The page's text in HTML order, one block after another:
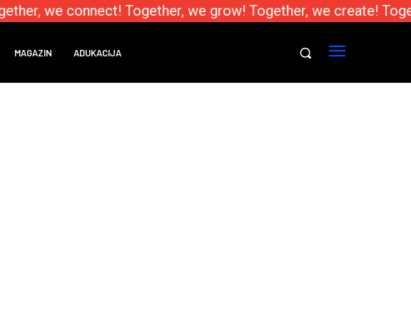
we connect! Together, we grow! Together, we create!
MAGAZIN ADUKACIJA